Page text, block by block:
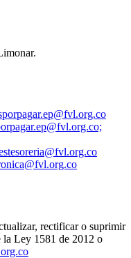
rectificar o suprimir
la Ley 1581 de 2012 o